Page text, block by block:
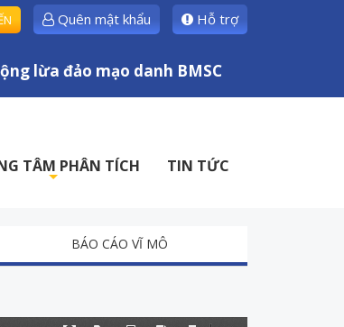
Quên mật khẩu Hỗ trợ
lừa đảo mạo danh BMSC
TÂM PHÂN TÍCH TIN TỨC
BÁO CÁO VĨ MÔ